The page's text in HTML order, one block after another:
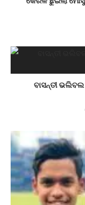
ବାସନ୍ତୀ